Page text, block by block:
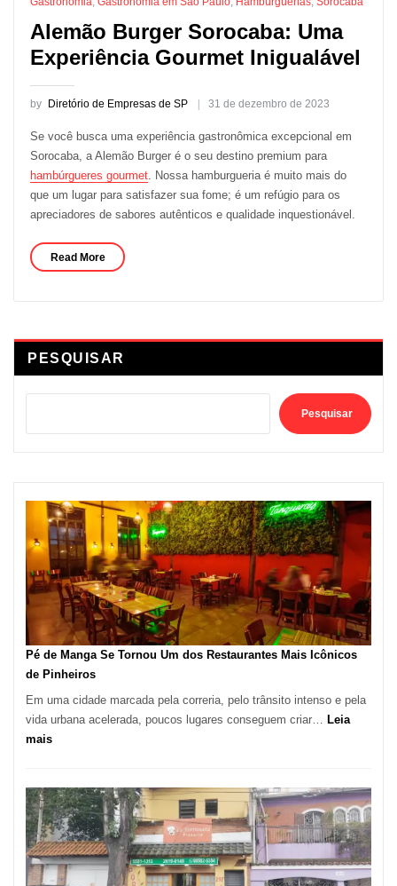
Alemão Burger Sorocaba: Uma
Experiência Gourmet Inigualável
by Diretório de Empresas de SP 31 de dezembro de 2023
Se você busca uma experiência gastronômica excepcional em
Sorocaba, a Alemão Burger é o seu destino premium para
hambúrgueres gourmet. Nossa hamburgueria é muito mais do
que um lugar para satisfazer sua fome; é um refúgio para os
apreciadores de sabores autênticos e qualidade inquestionável.
Read More
PESQUISAR
Pesquisar
Pé de Manga Se Tornou Um dos Restaurantes Mais Icônicos
de Pinheiros
Em uma cidade marcada pela correria, pelo trânsito intenso e pela
vida urbana acelerada, poucos lugares conseguem criar… Leia
mais:
Manga
Se
Tornou
Um
dos